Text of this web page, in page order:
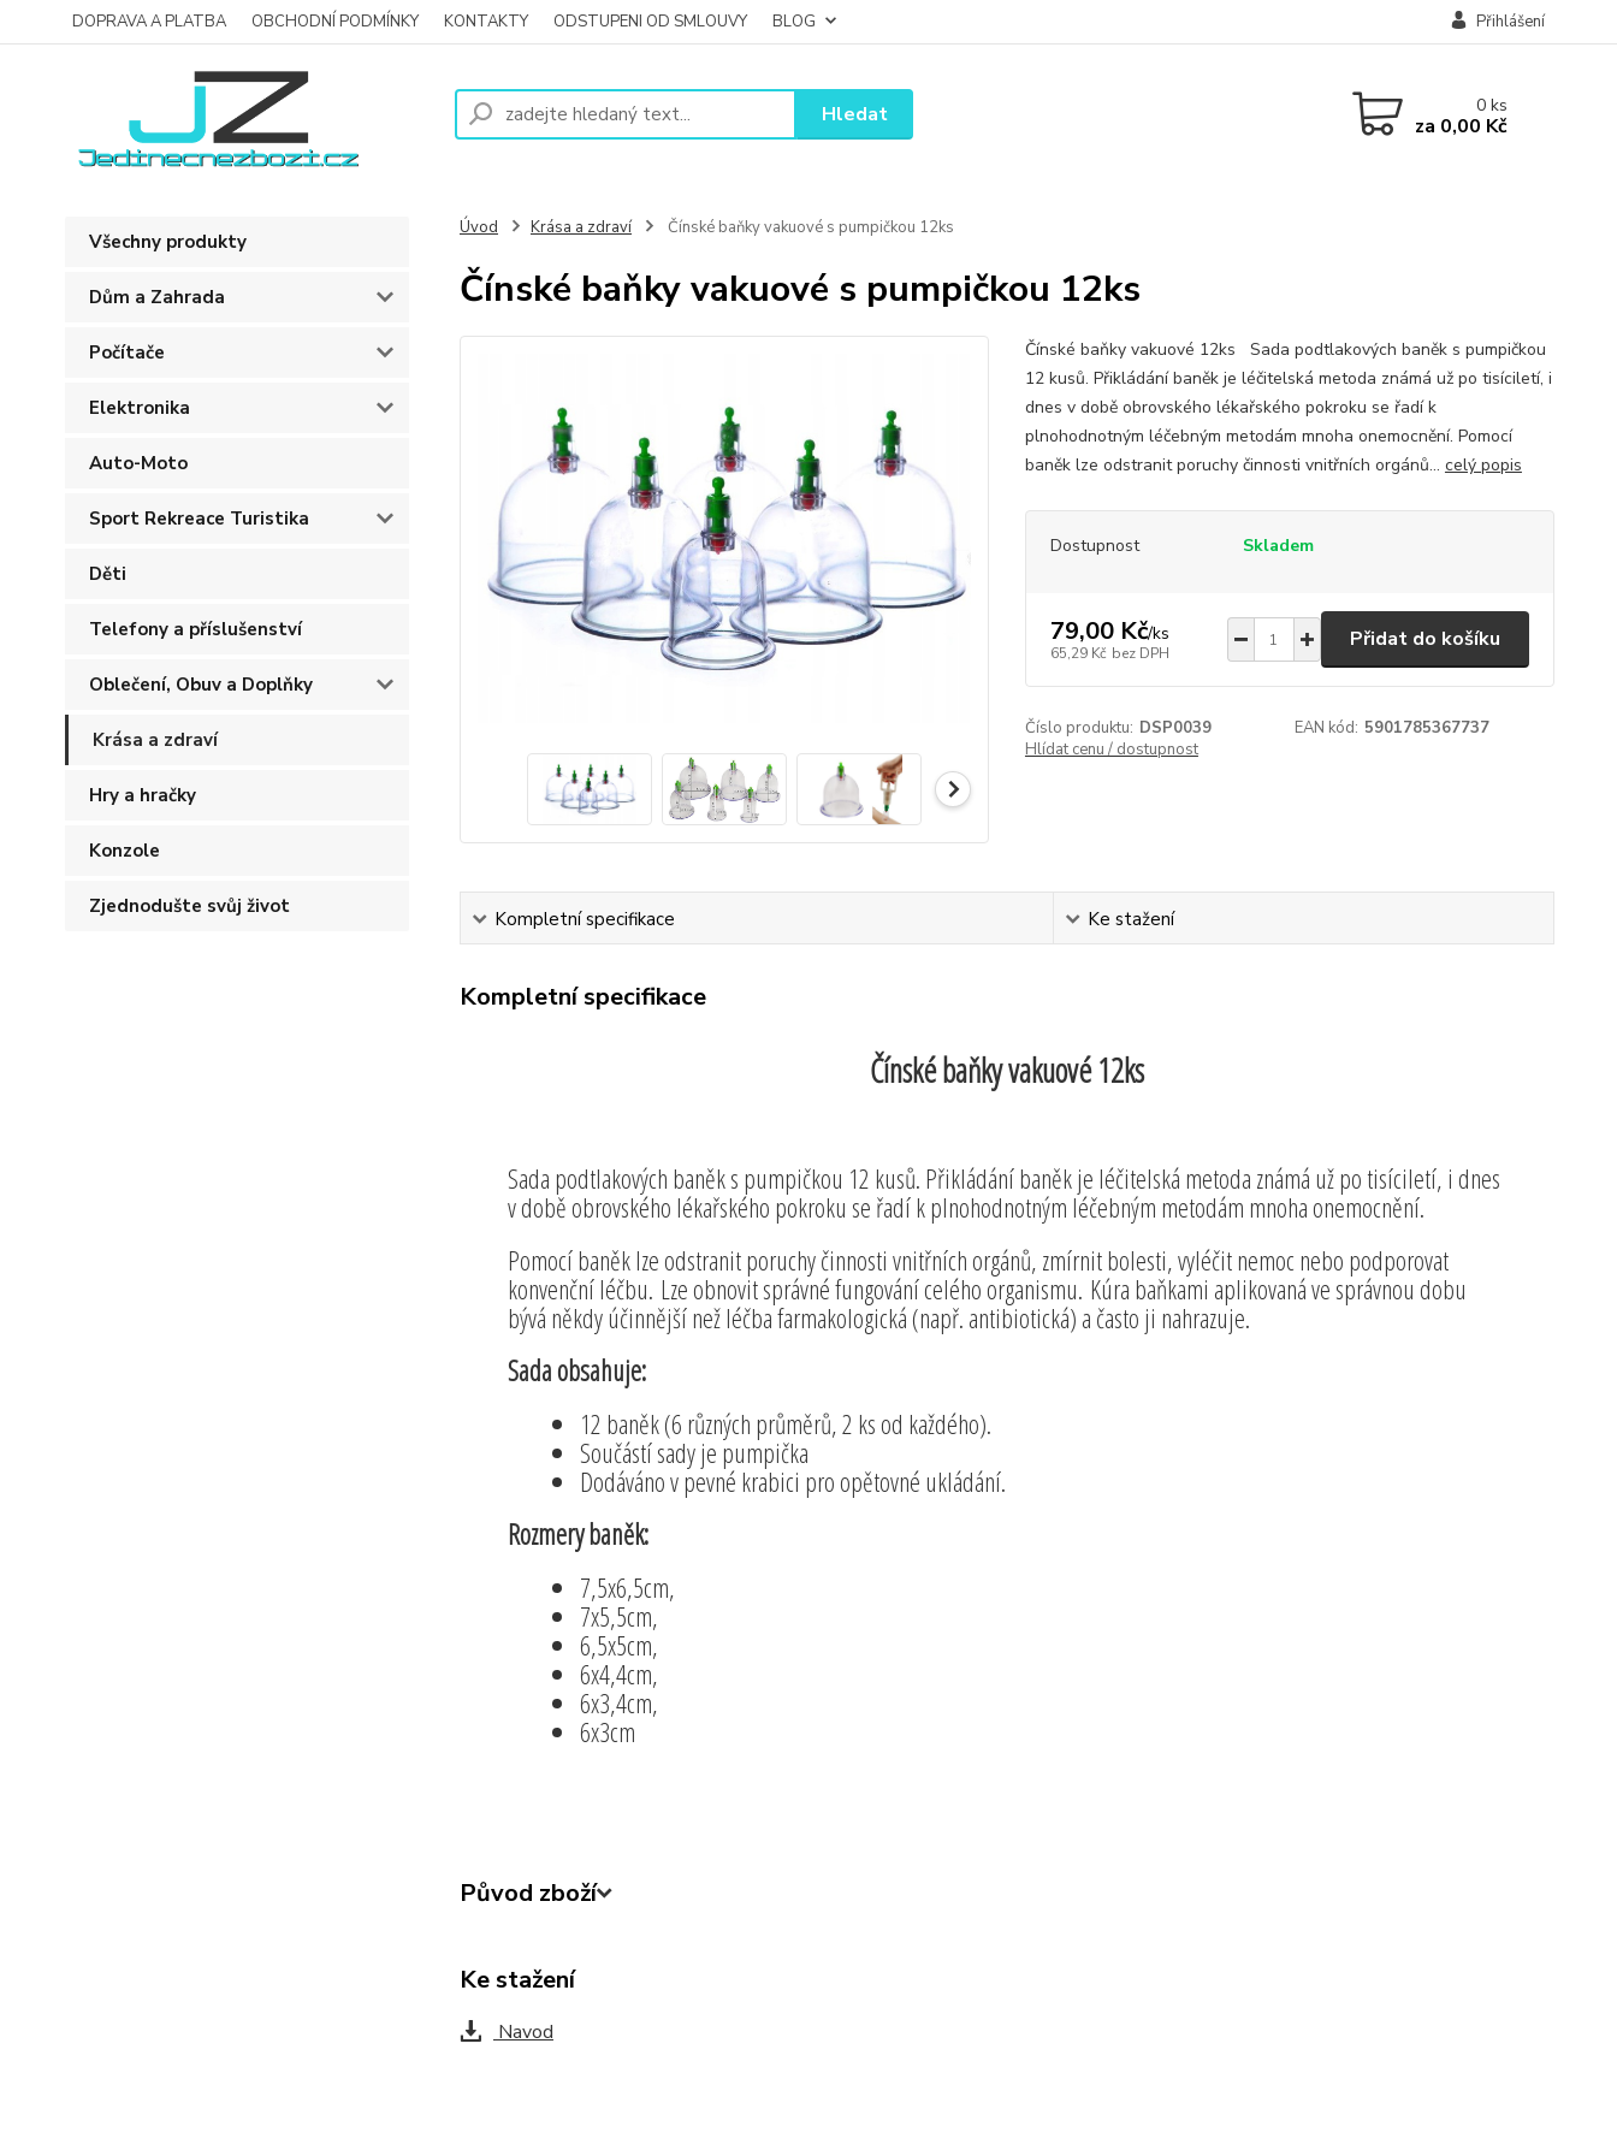
DOPRAVA A PLATBA OBCHODNÍ PODMÍNKY KONTAKTY ODSTUPENI OD SMLOUVY BLOG Přihlášení
Hledat 0ks
za 0,00 Kč
Všechny produkty
Dům a Zahrada
Počítače
Elektronika
Auto-Moto
Sport Rekreace Turistika
Děti
Telefony a příslušenství
Oblečení, Obuv a Doplňky
Krása a zdraví
Hry a hračky
Konzole
Zjednodušte svůj život
Úvod Krása a zdraví Čínské baňky vakuové s pumpičkou 12ks
Čínské baňky vakuové s pumpičkou 12ks
Čínské baňky vakuové 12ks Sada podtlakových baněk s pumpičkou
12 kusů. Přikládání baněk je léčitelská metoda známá už po tisíciletí, i
dnes v době obrovského lékařského pokroku se řadí k
plnohodnotným léčebným metodám mnoha onemocnění. Pomocí
baněk lze odstranit poruchy činnosti vnitřních orgánů... celý popis
Dostupnost Skladem
79,00 Kč/ks
65,29 Kč bez DPH
Přidat do košíku
Číslo produktu: DSP0039 EAN kód: 5901785367737
Hlídat cenu / dostupnost
Kompletní specifikace Ke stažení
Kompletní specifikace
Čínské baňky vakuové 12ks
Sada podtlakových baněk s pumpičkou 12 kusů. Přikládání baněk je léčitelská metoda známá už po tisíciletí, i dnes
v době obrovského lékařského pokroku se řadí k plnohodnotným léčebným metodám mnoha onemocnění.
Pomocí baněk lze odstranit poruchy činnosti vnitřních orgánů, zmírnit bolesti, vyléčit nemoc nebo podporovat
konvenční léčbu. Lze obnovit správné fungování celého organismu. Kúra baňkami aplikovaná ve správnou dobu
bývá někdy účinnější než léčba farmakologická (např. antibiotická) a často ji nahrazuje.
Sada obsahuje:
12 baněk (6 různých průměrů, 2 ks od každého).
Součástí sady je pumpička
Dodáváno v pevné krabici pro opětovné ukládání.
Rozmery baněk:
7,5x6,5cm,
7x5,5cm,
6,5x5cm,
6x4,4cm,
6x3,4cm,
6x3cm
Původ zboží
Ke stažení
Navod